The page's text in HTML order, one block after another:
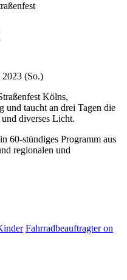
(So.)
Kölns,
und taucht an drei Tagen die
diverses Licht.
60-stündiges Programm aus
regionalen und
Fahrradbeauftragter on